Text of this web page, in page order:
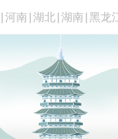
河南 湖北 湖南 黑龙